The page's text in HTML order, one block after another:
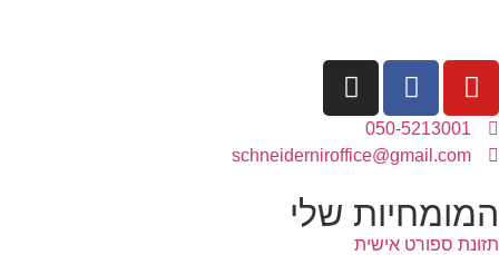
050-5213001
schneiderniroffice@gmail.com
המומחיות שלי
תזונת ספורט אישית